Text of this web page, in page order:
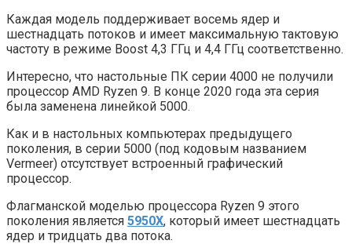
Каждая модель поддерживает восемь ядер и
шестнадцать потоков и имеет максимальную тактовую
частоту в режиме Boost 4,3 ГГц и 4,4 ГГц соответственно.
Интересно, что настольные ПК серии 4000 не получили
процессор AMD Ryzen 9. В конце 2020 года эта серия
была заменена линейкой 5000.
Как и в настольных компьютерах предыдущего
поколения, в серии 5000 (под кодовым названием
Vermeer) отсутствует встроенный графический
процессор.
Флагманской моделью процессора Ryzen 9 этого
поколения является 5950X, который имеет шестнадцать
ядер и тридцать два потока.